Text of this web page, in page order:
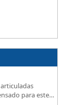
para este